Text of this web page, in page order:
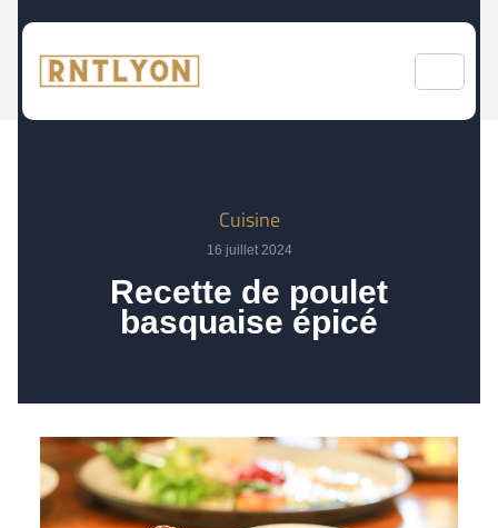
Cuisine
16 juillet 2024
Recette de poulet
basquaise épicé